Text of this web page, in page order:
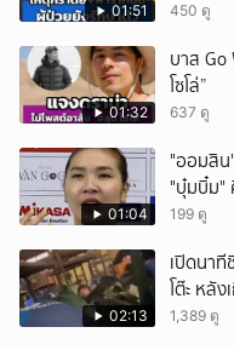
01:51 450 ดู
01:32
บาส Go
โซโล่”
637 ดู
01:04
"ออมสิน
"บุ๋มบิ๋ม"
199 ดู
02:13
เปิดนา
โต๊ะ หลัง
เทพศิริน
1,389 ดู